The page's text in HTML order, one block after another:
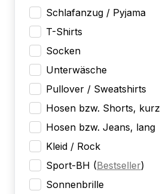
Schlafanzug / Pyjama
T-Shirts
Socken
Unterwäsche
Pullover / Sweatshirts
Hosen bzw. Shorts, kurz
Hosen bzw. Jeans, lang
Kleid / Rock
Sport-BH (Bestseller)
Sonnenbrille